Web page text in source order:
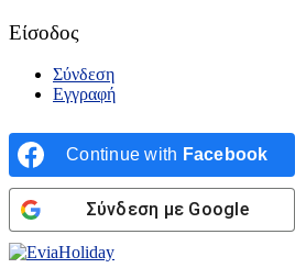
Είσοδος
Σύνδεση
Εγγραφή
Continue with Facebook
Σύνδεση με Google